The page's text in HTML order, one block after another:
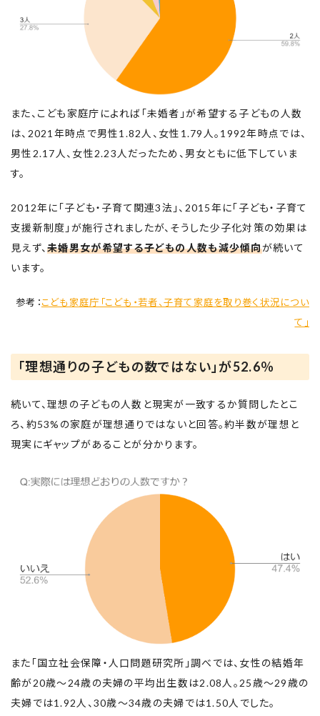
また、こども家庭庁によれば「未婚者」が希望する子どもの人数
は、2021年時点で男性1.82人、女性1.79人。1992年時点では、
男性2.17人、女性2.23人だったため、男女ともに低下していま
す。
2012年に「子ども・子育て関連3法」、2015年に「子ども・子育て
支援新制度」が施行されましたが、そうした少子化対策の効果は
見えず、未婚男女が希望する子どもの人数も減少傾向が続いて
います。
参考：こども家庭庁「こども・若者、子育て家庭を取り巻く状況につい
て」
「理想通りの子どもの数ではない」が52.6％
続いて、理想の子どもの人数と現実が一致するか質問したとこ
ろ、約53%の家庭が理想通りではないと回答。約半数が理想と
現実にギャップがあることが分かります。
また「国立社会保障・人口問題研究所」調べでは、女性の結婚年
齢が20歳～24歳の夫婦の平均出生数は2.08人。25歳～29歳の
夫婦では1.92人、30歳～34歳の夫婦では1.50人でした。